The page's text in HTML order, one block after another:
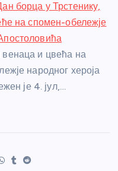
борца у Трстенику,
на спомен-обележје
и цвећа на
народног хероја
је 4. јул,…